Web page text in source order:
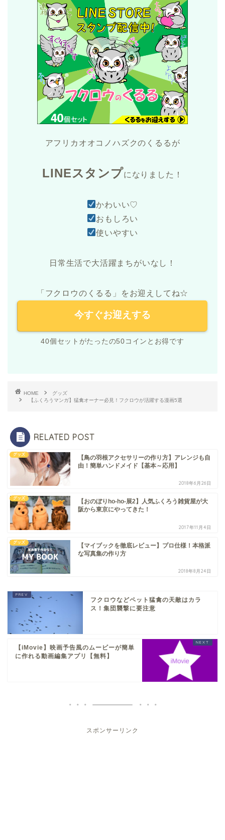
アフリカオオコノハズクのくるるが
LINEスタンプになりました！
かわいい♡
おもしろい
使いやすい
日常生活で大活躍まちがいなし！
「フクロウのくるる」をお迎えしてね☆
今すぐお迎えする
40個セットがたったの50コインとお得です
HOME
グッズ
【ふくろうマンガ】猛禽オーナー必見！フクロウが活躍する漫画5選
RELATED POST
グッズ
【鳥の羽根アクセサリーの作り方】アレンジも自
由！簡単ハンドメイド【基本～応用】
2018年6月26日
グッズ
【おのぼりho-ho-展2】人気ふくろう雑貨屋が大
阪から東京にやってきた！
2017年11月4日
グッズ
【マイブックを徹底レビュー】プロ仕様！本格派
な写真集の作り方
2018年8月24日
フクロウなどペット猛禽の天敵はカラ
ス！集団襲撃に要注意
【iMovie】映画予告風のムービーが簡単
に作れる動画編集アプリ【無料】
スポンサーリンク